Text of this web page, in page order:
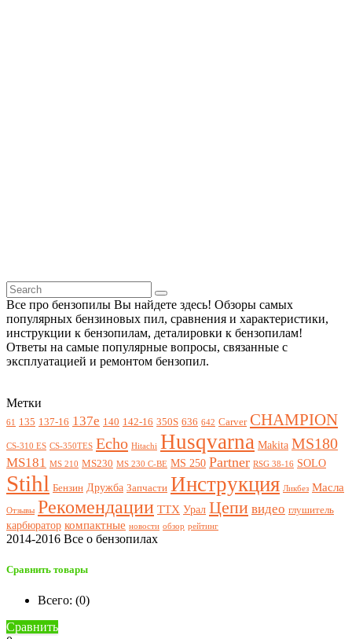
Все про бензопилы Вы найдете здесь! Обзоры самых
популярных бензиновых пил, сравнения и характеристики,
инструкции к бензопилам, деталировки к бензопилам!
Ответы на самые популярные вопросы, связанные с
эксплуатацией и ремонтом бензопил.
Метки
61 135 137-16 137e 140 142-16 350S 636 642 Carver CHAMPION
CS-310 ES CS-350TES Echo Hitachi Husqvarna Makita MS180
MS181 MS 210 MS230 MS 230 C-BE MS 250 Partner RSG 38-16 SOLO
Stihl Бензин Дружба Запчасти Инструкция Ликбез Масла
Отзывы Рекомендации ТТХ Урал Цепи видео глушитель
карбюратор компактные новости обзор рейтинг
2014-2016 Все о бензопилах
Сравнить товары
Всего: (0)
Сравнить